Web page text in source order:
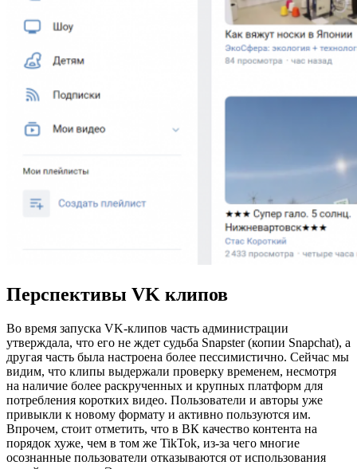
Перспективы VK клипов
Во время запуска VK-клипов часть администрации
утверждала, что его не ждет судьба Snapster (копии Snapchat), а
другая часть была настроена более пессимистично. Сейчас мы
видим, что клипы выдержали проверку временем, несмотря
на наличие более раскрученных и крупных платформ для
потребления коротких видео. Пользователи и авторы уже
привыкли к новому формату и активно пользуются им.
Впрочем, стоит отметить, что в ВК качество контента на
порядок хуже, чем в том же TikTok, из-за чего многие
осознанные пользователи отказываются от использования